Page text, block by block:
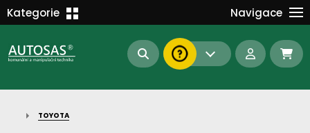
Kategorie
MANIPULAČNÍ TECHNIKA
Navigace
Kontakt
TOYOTA